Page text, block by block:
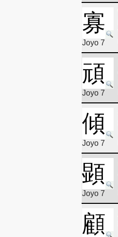
寡
Joyo 7
頑
Joyo 7
傾
Joyo 7
顕
Joyo 7
顧